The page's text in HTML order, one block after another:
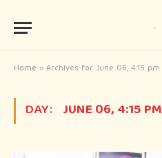
Home »Archives for June 06, 4:15 pm
DAY: JUNE 06, 4:15 PM